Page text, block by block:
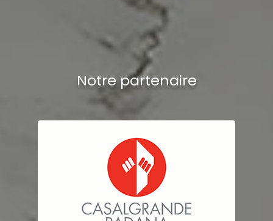
Notre partenaire